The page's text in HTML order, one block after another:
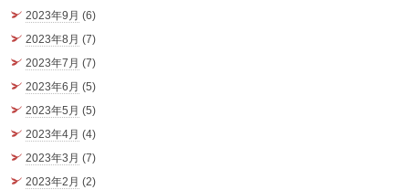
2023年9月 (6)
2023年8月 (7)
2023年7月 (7)
2023年6月 (5)
2023年5月 (5)
2023年4月 (4)
2023年3月 (7)
2023年2月 (2)